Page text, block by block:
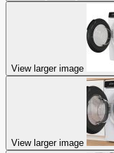
View larger image
View larger image